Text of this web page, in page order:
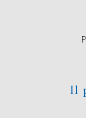
Il